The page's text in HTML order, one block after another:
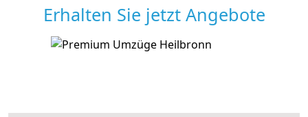
Erhalten Sie jetzt Angebote